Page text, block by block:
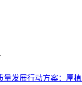
量发展行动方案：厚